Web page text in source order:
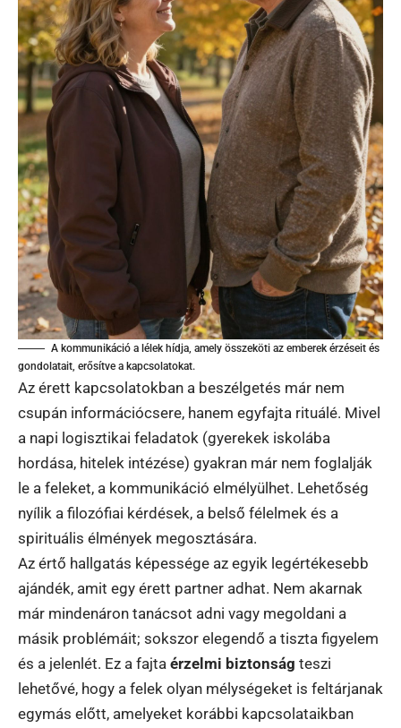
A kommunikáció a lélek hídja, amely összeköti az emberek érzéseit és
gondolatait, erősítve a kapcsolatokat.
Az érett kapcsolatokban a beszélgetés már nem
csupán információcsere, hanem egyfajta rituálé. Mivel
a napi logisztikai feladatok (gyerekek iskolába
hordása, hitelek intézése) gyakran már nem foglalják
le a feleket, a kommunikáció elmélyülhet. Lehetőség
nyílik a filozófiai kérdések, a belső félelmek és a
spirituális élmények megosztására.
Az értő hallgatás képessége az egyik legértékesebb
ajándék, amit egy érett partner adhat. Nem akarnak
már mindenáron tanácsot adni vagy megoldani a
másik problémáit; sokszor elegendő a tiszta figyelem
és a jelenlét. Ez a fajta érzelmi biztonság teszi
lehetővé, hogy a felek olyan mélységeket is feltárjanak
egymás előtt, amelyeket korábbi kapcsolataikban